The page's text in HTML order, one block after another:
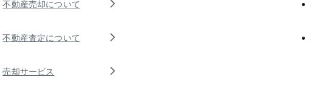
不動産売却について
不動産査定について
売却サービス